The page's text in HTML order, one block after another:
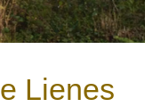
Lienes